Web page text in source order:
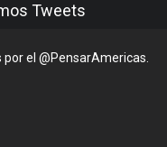
Tweets
el @PensarAmericas.